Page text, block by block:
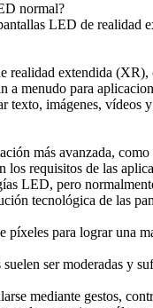
normal?
LED de realidad
extendida
menudo para
imágenes, vídeos
más avanzada,
los requisitos de las
LED, pero
tecnológica de las
para lograr una
ser moderadas y
mediante gestos,